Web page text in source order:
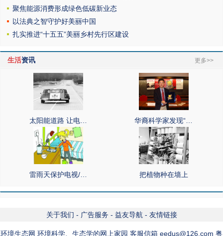
聚焦能源消费形成绿色低碳新业态
以法典之智守护好美丽中国
扎实推进“十五五”美丽乡村先行区建设
生活资讯 更多>>
太阳能道路 让电… 华裔科学家发现“…
雷雨天保护电视/… 把植物种在墙上
关于我们 - 广告服务 - 益友导航 - 友情链接
环境生态网 环境科学、生态学的网上家园 客服信箱 eedus@126.com 粤